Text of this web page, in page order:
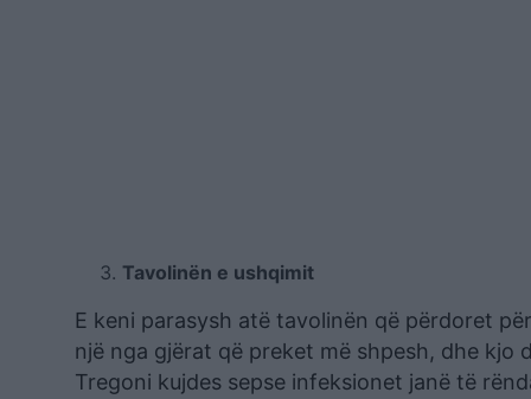
Tavolinën e ushqimit
E keni parasysh atë tavolinën që përdoret
një nga gjërat që preket më shpesh, dhe
Tregoni kujdes sepse infeksionet janë të